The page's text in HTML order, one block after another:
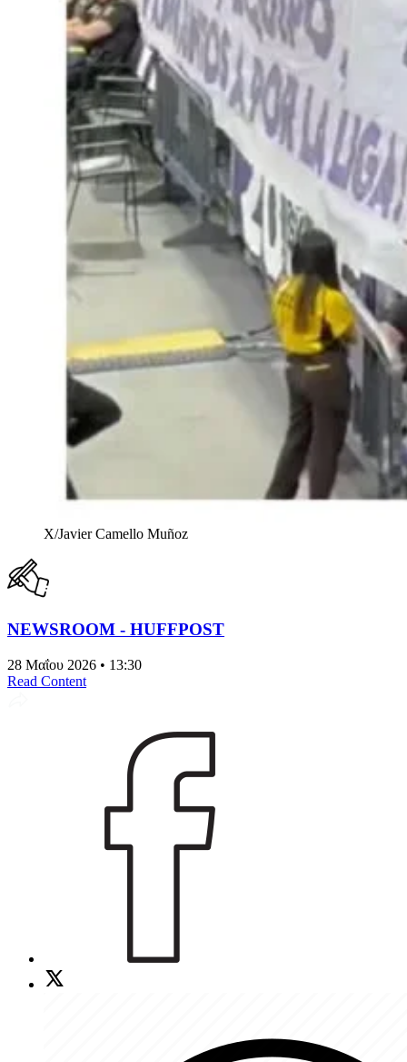
X/Javier Camello Muñoz
NEWSROOM - HUFFPOST
28 Μαΐου 2026 • 13:30
Read Content